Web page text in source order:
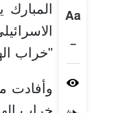
Aa
−
"خراب
خراب